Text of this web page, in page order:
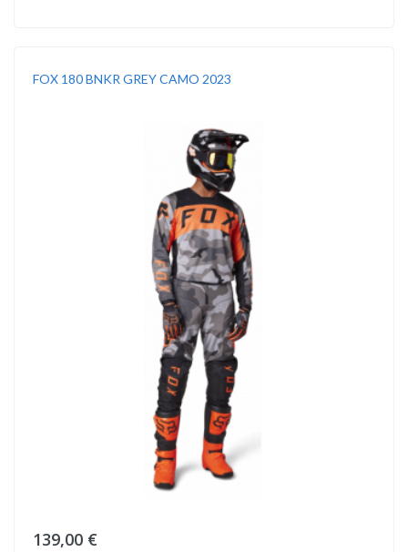
FOX 180 BNKR GREY CAMO 2023
139,00 €